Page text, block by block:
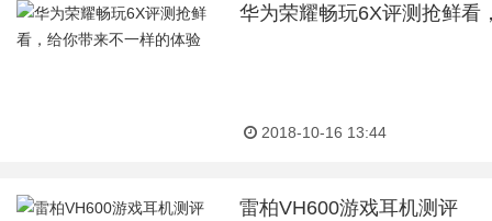
华为荣耀畅玩6X评测抢鲜看
2018-10-16 13:44
雷柏VH600游戏耳机测评